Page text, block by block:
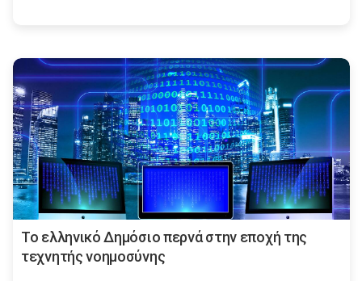
Το ελληνικό Δημόσιο περνά στην εποχή της
τεχνητής νοημοσύνης